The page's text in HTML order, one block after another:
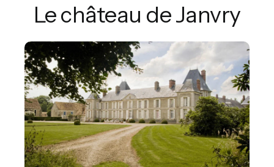
Le château de Janvry